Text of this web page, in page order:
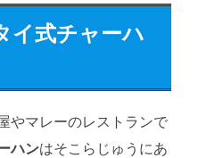
イ式チャーハ
やマレーのレストランで
ハンはそこらじゅうにあ